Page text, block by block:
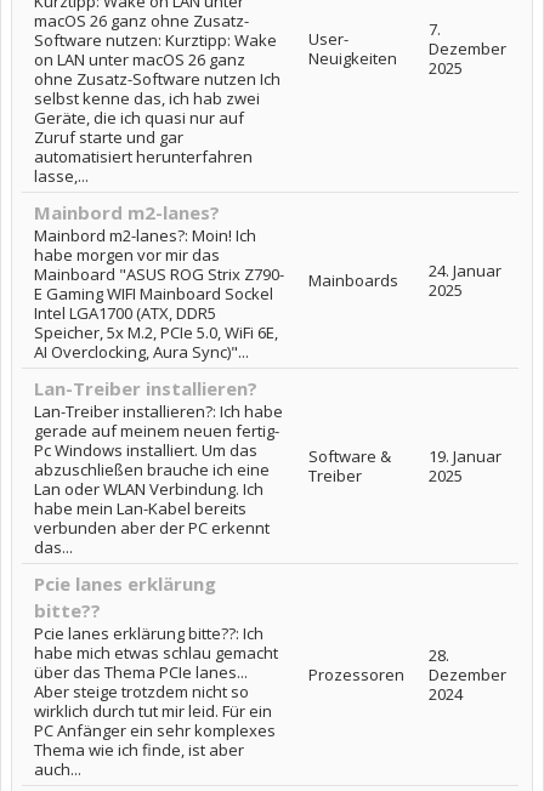
macOS 26 ganz ohne Zusatz-
Software nutzen: Kurztipp: Wake
on LAN unter macOS 26 ganz
ohne Zusatz-Software nutzen Ich
selbst kenne das, ich hab zwei
Geräte, die ich quasi nur auf
Zuruf starte und gar
automatisiert herunterfahren
lasse,...
User-
Neuigkeiten
7.
Dezember
2025
Mainbord m2-lanes?
Mainbord m2-lanes?: Moin! Ich
habe morgen vor mir das
Mainboard "ASUS ROG Strix Z790-
E Gaming WIFI Mainboard Sockel
Intel LGA1700 (ATX, DDR5
Speicher, 5x M.2, PCIe 5.0, WiFi 6E,
AI Overclocking, Aura Sync)"...
Mainboards
24. Januar
2025
Lan-Treiber installieren?
Lan-Treiber installieren?: Ich habe
gerade auf meinem neuen fertig-
Pc Windows installiert. Um das
abzuschließen brauche ich eine
Lan oder WLAN Verbindung. Ich
habe mein Lan-Kabel bereits
verbunden aber der PC erkennt
das...
Software &
Treiber
19. Januar
2025
Pcie lanes erklärung
bitte??
Pcie lanes erklärung bitte??: Ich
habe mich etwas schlau gemacht
über das Thema PCIe lanes...
Aber steige trotzdem nicht so
wirklich durch tut mir leid. Für ein
PC Anfänger ein sehr komplexes
Thema wie ich finde, ist aber
auch...
Prozessoren
28.
Dezember
2024